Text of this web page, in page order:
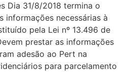
Dia 31/8/2018 termina o
informações necessárias à
pela Lei nº 13.496 de
prestar as informações
adesão ao Pert na
para parcelamento